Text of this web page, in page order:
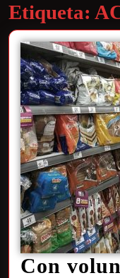
Etiqueta:
Con